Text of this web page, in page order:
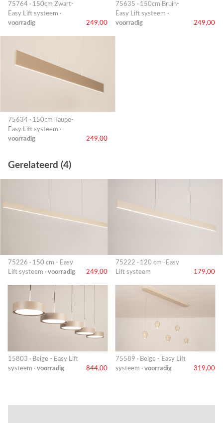
75764 · 150cm Zwart-
Easy Lift systeem ·
voorradig
249,00
75635 · 150cm Bruin-
Easy Lift systeem ·
voorradig
249,00
75634 · 150cm Taupe-
Easy Lift systeem ·
voorradig
249,00
Gerelateerd (4)
75226 · 150 cm - Easy
Lift systeem · voorradig 249,00
75222 · 120 cm -Easy
Lift systeem
179,00
15803 · Beige - Easy Lift
systeem · voorradig 844,00
75589 · Beige - Easy Lift
systeem · voorradig 319,00